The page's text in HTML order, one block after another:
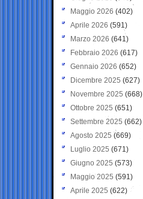
Maggio 2026 (402)
Aprile 2026 (591)
Marzo 2026 (641)
Febbraio 2026 (617)
Gennaio 2026 (652)
Dicembre 2025 (627)
Novembre 2025 (668)
Ottobre 2025 (651)
Settembre 2025 (662)
Agosto 2025 (669)
Luglio 2025 (671)
Giugno 2025 (573)
Maggio 2025 (591)
Aprile 2025 (622)